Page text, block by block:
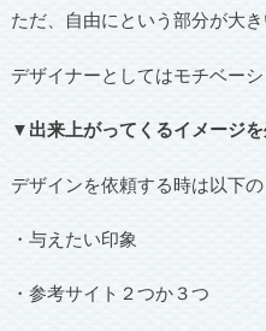
ただ、自由にという部分が大
デザイナーとしてはモチベー
▼出来上がってくるイメージ
デザインを依頼する時は以下の
・与えたい印象
・参考サイト２つか３つ